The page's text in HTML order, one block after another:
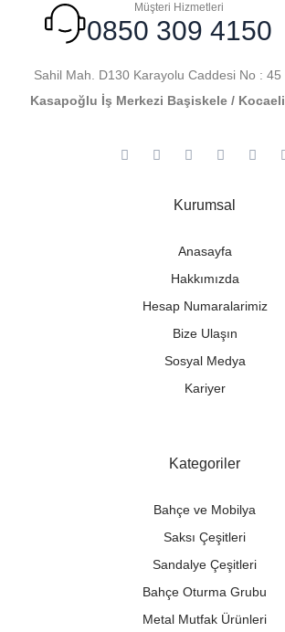
Müşteri Hizmetleri
0850 309 4150
Sahil Mah. D130 Karayolu Caddesi No : 45
Kasapoğlu İş Merkezi Başiskele / Kocaeli
Kurumsal
Anasayfa
Hakkımızda
Hesap Numaralarimiz
Bize Ulaşın
Sosyal Medya
Kariyer
Kategoriler
Bahçe ve Mobilya
Saksı Çeşitleri
Sandalye Çeşitleri
Bahçe Oturma Grubu
Metal Mutfak Ürünleri